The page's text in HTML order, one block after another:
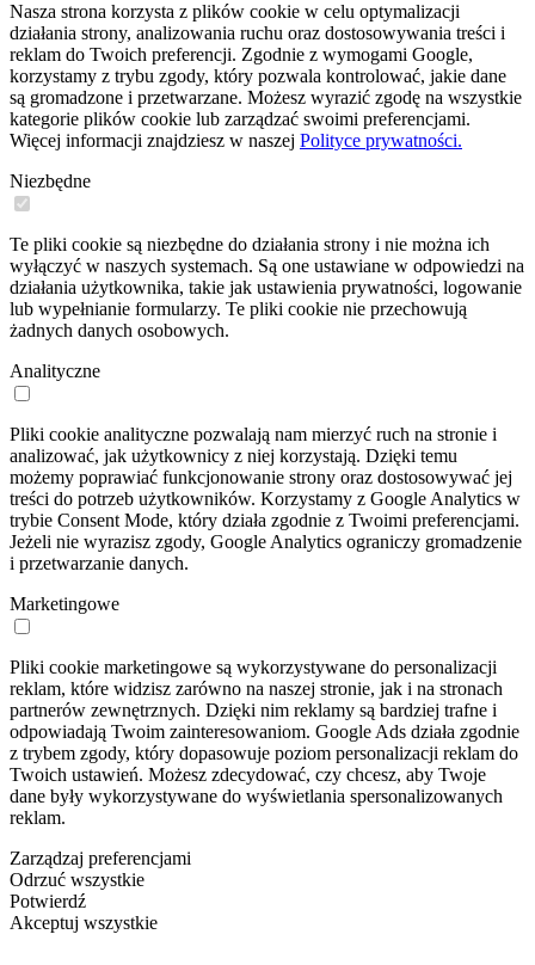
Nasza strona korzysta z plików cookie w celu optymalizacji
działania strony, analizowania ruchu oraz dostosowywania treści i
reklam do Twoich preferencji. Zgodnie z wymogami Google,
korzystamy z trybu zgody, który pozwala kontrolować, jakie dane
są gromadzone i przetwarzane. Możesz wyrazić zgodę na wszystkie
kategorie plików cookie lub zarządzać swoimi preferencjami.
Więcej informacji znajdziesz w naszej Polityce prywatności.
Niezbędne
Te pliki cookie są niezbędne do działania strony i nie można ich
wyłączyć w naszych systemach. Są one ustawiane w odpowiedzi na
działania użytkownika, takie jak ustawienia prywatności, logowanie
lub wypełnianie formularzy. Te pliki cookie nie przechowują
żadnych danych osobowych.
Analityczne
Pliki cookie analityczne pozwalają nam mierzyć ruch na stronie i
analizować, jak użytkownicy z niej korzystają. Dzięki temu
możemy poprawiać funkcjonowanie strony oraz dostosowywać jej
treści do potrzeb użytkowników. Korzystamy z Google Analytics w
trybie Consent Mode, który działa zgodnie z Twoimi preferencjami.
Jeżeli nie wyrazisz zgody, Google Analytics ograniczy gromadzenie
i przetwarzanie danych.
Marketingowe
Pliki cookie marketingowe są wykorzystywane do personalizacji
reklam, które widzisz zarówno na naszej stronie, jak i na stronach
partnerów zewnętrznych. Dzięki nim reklamy są bardziej trafne i
odpowiadają Twoim zainteresowaniom. Google Ads działa zgodnie
z trybem zgody, który dopasowuje poziom personalizacji reklam do
Twoich ustawień. Możesz zdecydować, czy chcesz, aby Twoje
dane były wykorzystywane do wyświetlania spersonalizowanych
reklam.
Zarządzaj preferencjami
Odrzuć wszystkie
Potwierdź
Akceptuj wszystkie